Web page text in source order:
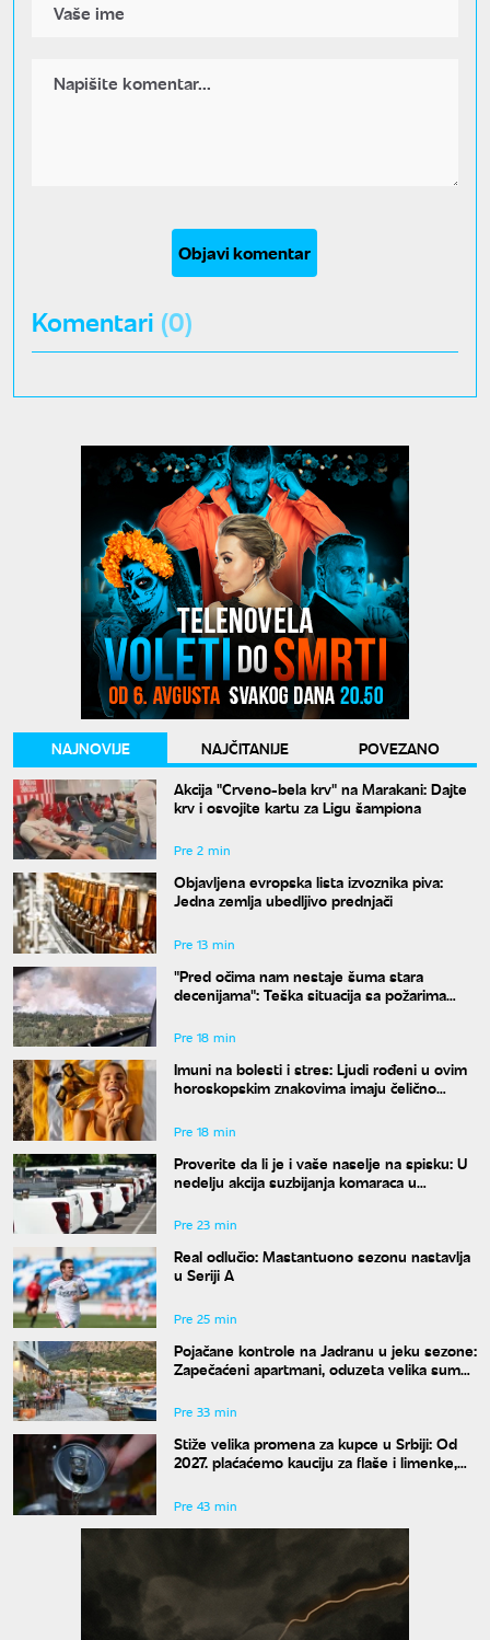
Objavi komentar
Komentari (0)
NAJNOVIJE NAJČITANIJE
POVEZANO
Akcija "Crveno-bela krv" na Marakani: Dajte
krv i osvojite kartu za Ligu šampiona
Pre 2 min
Objavljena evropska lista izvoznika piva:
Jedna zemlja ubedljivo prednjači
Pre 13 min
"Pred očima nam nestaje šuma stara
decenijama": Teška situacija sa požarima
Pre 18 min
Imuni na bolesti i stres: Ljudi rođeni u ovim
horoskopskim znakovima imaju čelično
Pre 18 min
Proverite da li je i vaše naselje na spisku: U
nedelju akcija suzbijanja komaraca u
Pre 23 min
Real odlučio: Mastantuono sezonu nastavlja
u Seriji A
Pre 25 min
Pojačane kontrole na Jadranu u jeku sezone:
Zapečaćeni apartmani, oduzeta velika suma
Pre 33 min
Stiže velika promena za kupce u Srbiji: Od
2027. plaćaćemo kauciju za flaše i limenke,
Pre 43 min